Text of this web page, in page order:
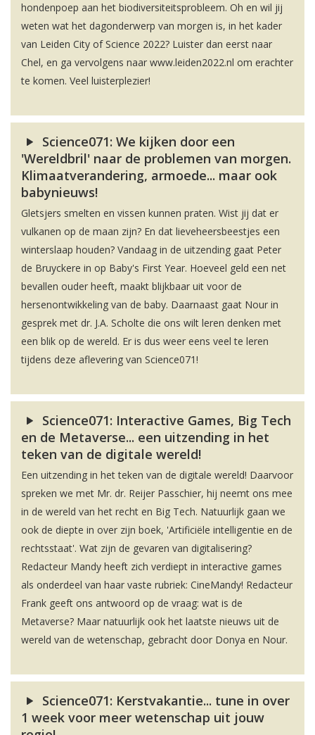
hondenpoep aan het biodiversiteitsprobleem. Oh en wil jij
weten wat het dagonderwerp van morgen is, in het kader
van Leiden City of Science 2022? Luister dan eerst naar
Chel, en ga vervolgens naar www.leiden2022.nl om erachter
te komen. Veel luisterplezier!
Science071: We kijken door een
'Wereldbril' naar de problemen van morgen.
Klimaatverandering, armoede... maar ook
babynieuws!
Gletsjers smelten en vissen kunnen praten. Wist jij dat er
vulkanen op de maan zijn? En dat lieveheersbeestjes een
winterslaap houden? Vandaag in de uitzending gaat Peter
de Bruyckere in op Baby's First Year. Hoeveel geld een net
bevallen ouder heeft, maakt blijkbaar uit voor de
hersenontwikkeling van de baby. Daarnaast gaat Nour in
gesprek met dr. J.A. Scholte die ons wilt leren denken met
een blik op de wereld. Er is dus weer eens veel te leren
tijdens deze aflevering van Science071!
Science071: Interactive Games, Big Tech
en de Metaverse... een uitzending in het
teken van de digitale wereld!
Een uitzending in het teken van de digitale wereld! Daarvoor
spreken we met Mr. dr. Reijer Passchier, hij neemt ons mee
in de wereld van het recht en Big Tech. Natuurlijk gaan we
ook de diepte in over zijn boek, 'Artificiële intelligentie en de
rechtsstaat'. Wat zijn de gevaren van digitalisering?
Redacteur Mandy heeft zich verdiept in interactive games
als onderdeel van haar vaste rubriek: CineMandy! Redacteur
Frank geeft ons antwoord op de vraag: wat is de
Metaverse? Maar natuurlijk ook het laatste nieuws uit de
wereld van de wetenschap, gebracht door Donya en Nour.
Science071: Kerstvakantie... tune in over
1 week voor meer wetenschap uit jouw